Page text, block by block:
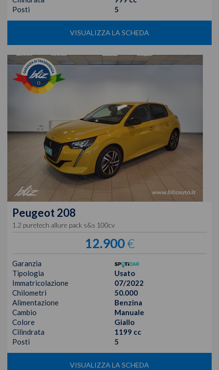
Posti
5
VISUALIZZA LA SCHEDA
Peugeot 208
1.2 puretech allure pack s&s 100cv
12.900€
Garanzia
Tipologia
Usato
Immatricolazione
07/2022
Chilometri
50.000
Alimentazione
Benzina
Cambio
Manuale
Colore
Giallo
Cilindrata
1199 cc
Posti
5
VISUALIZZA LA SCHEDA